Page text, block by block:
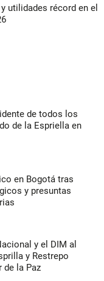
utilidades récord en el
de todos los
de la Espriella en
en Bogotá tras
y presuntas
y el DIM al
y Restrepo
de la Paz